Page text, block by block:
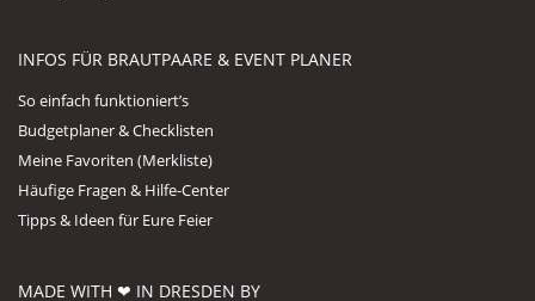
INFOS FÜR BRAUTPAARE & EVENT PLANER
So einfach funktioniert’s
Budgetplaner & Checklisten
Meine Favoriten (Merkliste)
Häufige Fragen & Hilfe-Center
Tipps & Ideen für Eure Feier
MADE WITH ❤ IN DRESDEN BY